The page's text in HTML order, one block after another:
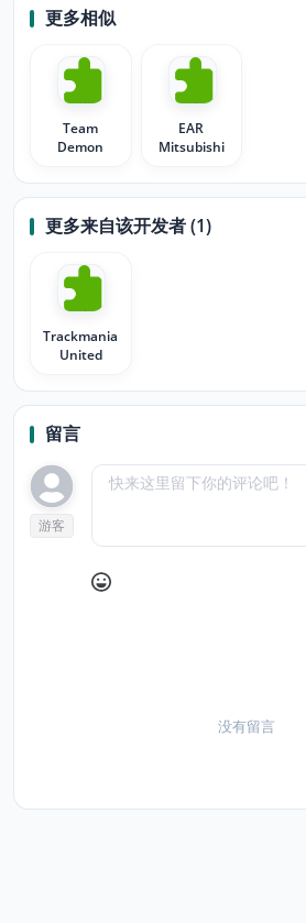
更多相似
Team
Demon
EAR
Mitsubishi
更多来自该开发者 (1)
Trackmania
United
留言
游客
没有留言